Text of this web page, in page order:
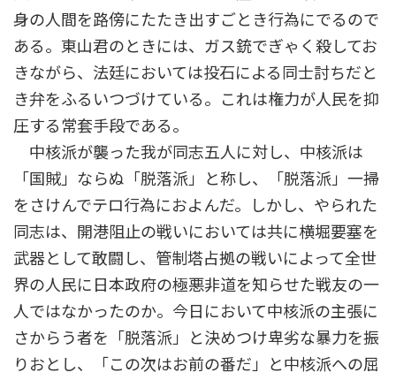
身の人間を路傍にたたき出すごとき行為にでるので
ある。東山君のときには、ガス銃でぎゃく殺してお
きながら、法廷においては投石による同士討ちだと
き弁をふるいつづけている。これは権力が人民を抑
圧する常套手段である。
中核派が襲った我が同志五人に対し、中核派は
「国賊」ならぬ「脱落派」と称し、「脱落派」一掃
をさけんでテロ行為におよんだ。しかし、やられた
同志は、開港阻止の戦いにおいては共に横堀要塞を
武器として敢闘し、管制塔占拠の戦いによって全世
界の人民に日本政府の極悪非道を知らせた戦友の一
人ではなかったのか。今日において中核派の主張に
さからう者を「脱落派」と決めつけ卑劣な暴力を振
りおとし、「この次はお前の番だ」と中核派への屈